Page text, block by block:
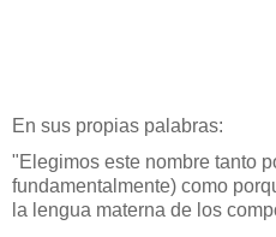
En sus propias palabras:
"Elegimos este nombre tanto
fundamentalmente) como
la lengua materna de los